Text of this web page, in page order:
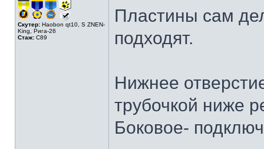
Скутер: Haobon qt10, S ZNEN-
King, Рига-26
Стаж: C89
Пластины сам
подходят.
Нижнее
трубочкой ниже
Боковое-